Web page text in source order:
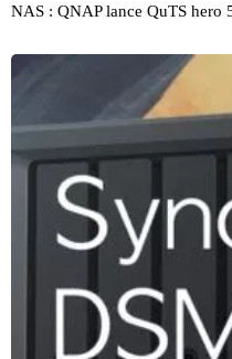
NAS : QNAP lance QuTS hero